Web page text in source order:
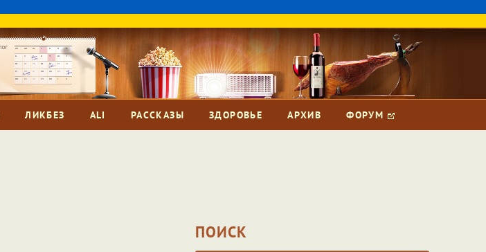
ЛИКБЕЗ ALI РАССКАЗЫ ЗДОРОВЬЕ АРХИВ ФОРУМ
ПОИСК